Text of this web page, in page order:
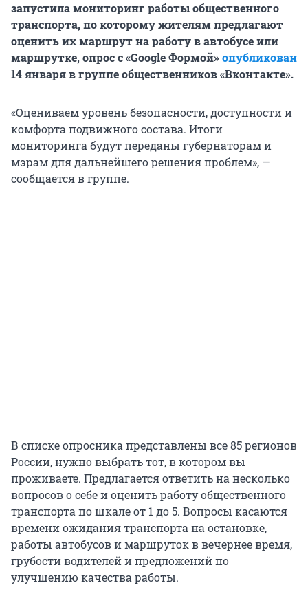
запустила мониторинг работы общественного
транспорта, по которому жителям предлагают
оценить их маршрут на работу в автобусе или
маршрутке, опрос с «Google Формой»опубликован
14 января в группе общественников «Вконтакте».
«Оцениваем уровень безопасности, доступности и
комфорта подвижного состава. Итоги
мониторинга будут переданы губернаторам и
мэрам для дальнейшего решения проблем», —
сообщается в группе.
В списке опросника представлены все 85 регионов
России, нужно выбрать тот, в котором вы
проживаете. Предлагается ответить на несколько
вопросов о себе и оценить работу общественного
транспорта по шкале от 1 до 5. Вопросы касаются
времени ожидания транспорта на остановке,
работы автобусов и маршруток в вечернее время,
грубости водителей и предложений по
улучшению качества работы.